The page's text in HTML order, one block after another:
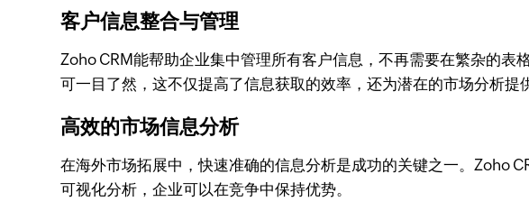
客户信息整合与管理
Zoho CRM能帮助企业集中管理所有客户信息，不再需要在繁杂的
可一目了然，这不仅提高了信息获取的效率，还为潜在的市场分析提
高效的市场信息分析
在海外市场拓展中，快速准确的信息分析是成功的关键之一。Zoho
可视化分析，企业可以在竞争中保持优势。